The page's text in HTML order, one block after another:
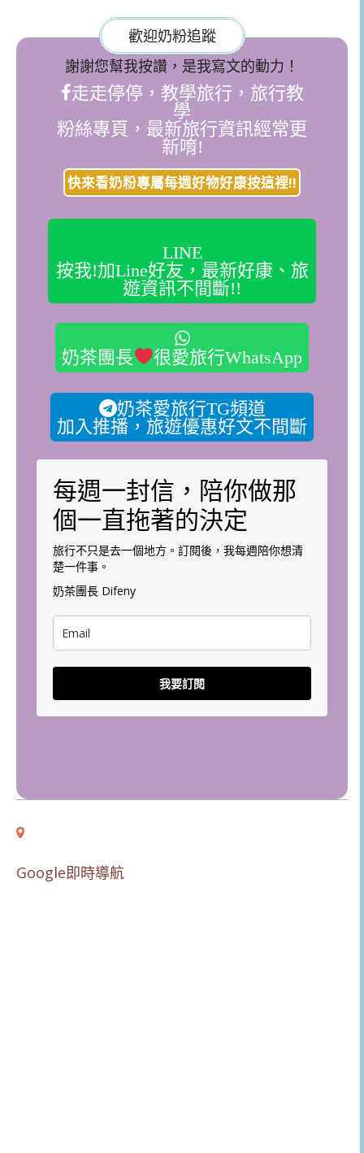
歡迎奶粉追蹤
謝謝您幫我按讚，是我寫文的動力！
走走停停，教學旅行，旅行教
學
粉絲專頁，最新旅行資訊經常更
新唷!
快來看奶粉專屬每週好物好康按這裡!!
LINE
按我!加Line好友，最新好康、旅
遊資訊不間斷!!
奶茶團長 很愛旅行WhatsApp
奶茶愛旅行TG頻道
加入推播，旅遊優惠好文不間斷
每週一封信，陪你做那
個一直拖著的決定
旅行不只是去一個地方。訂閱後，我每週陪你想清
楚一件事。
奶茶團長 Difeny
我要訂閱
Google即時導航